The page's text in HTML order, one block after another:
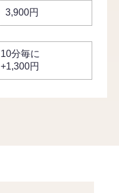
3,900円
10分毎に
+1,300円